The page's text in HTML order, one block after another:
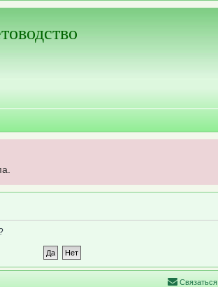
Связаться